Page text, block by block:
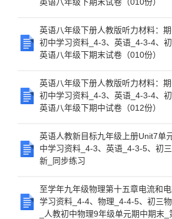
英语八年级下册人教版听力材料：期
初中学习资料_4-3、英语_4-3-4、
英语八年级下期末试卷（010份）
英语八年级下册人教版听力材料：期
初中学习资料_4-3、英语_4-3-4、
英语八年级下期中试卷（012份）
英语人教新目标九年级上册Unit7单
中学习资料_4-3、英语_4-3-5、初
新_同步练习
至学年九年级物理第十五章电流和
学习资料_4-4、物理_4-4-5、初三
_人教初中物理9年级单元期中期末